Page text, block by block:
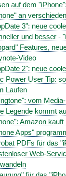
auf dem
an
3": neue
und besser -
Features,
Video
2": neue
Power User Tip:
Laufen
vom
Legende kommt
Amazon
Apps"
PDFs für das
Web-